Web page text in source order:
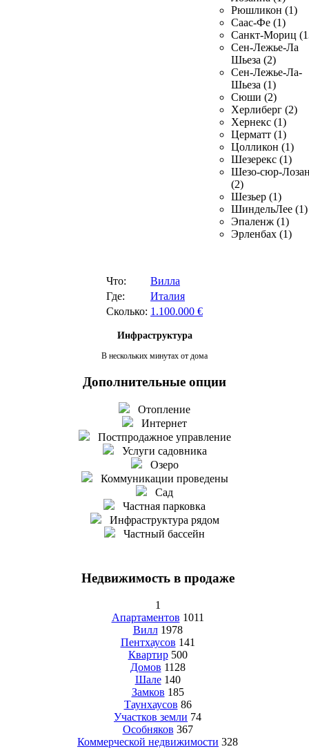
Рюшликон (1)
Саас-Фе (1)
Санкт-Мориц
Сен-Лежье-Ла
Шьеза (2)
Сен-Лежье-Ла-
Шьеза (1)
Сюши (2)
Херлиберг (2)
Хернекс (1)
Церматт (1)
Цолликон (1)
Шезерекс (1)
Шезо-сюр-
(2)
Шезьер (1)
ШиндельЛее (1)
Эпаленж (1)
Эрленбах (1)
Что:
Вилла
Где:
Италия
Сколько: 1.100.000 €
Инфраструктура
В нескольких минутах от дома
Дополнительные опции
Отопление
Интернет
Постпродажное управление
Услуги садовника
Озеро
Коммуникации проведены
Сад
Частная парковка
Инфраструктура рядом
Частный бассейн
Недвижимость в продаже
1
Апартаментов 1011
Вилл 1978
Пентхаусов 141
Квартир 500
Домов 1128
Шале 140
Замков 185
Таунхаусов 86
Участков земли 74
Особняков 367
Коммерческой недвижимости 328